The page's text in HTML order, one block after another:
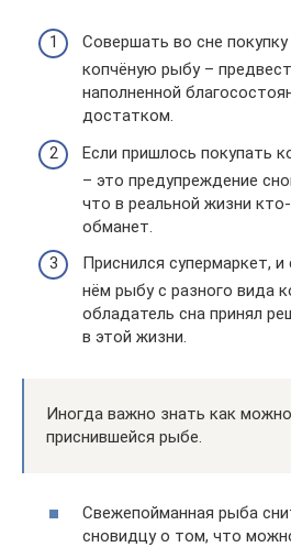
Совершать во сне
копчёную рыбу –
наполненной
достатком.
Если пришлось покупать
– это предупреждение
что в реальной жизни
обманет.
Приснился супермаркет,
нём рыбу с разного вида
обладатель сна принял
в этой жизни.
Иногда важно знать как
приснившейся рыбе.
Свежепойманная рыба
сновидцу о том, что